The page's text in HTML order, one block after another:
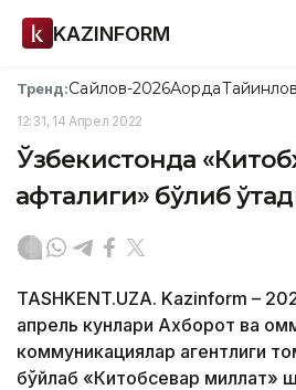
KAZINFORM
Тренд:Сайлов-2026Ақорда
12:31, 14 Апрел 2022
Ўзбекистонда
ҳафталиги» бўлиб
TASHKENT.UZA. Kazinform –
апрель кунлари Ахборот ва
коммуникациялар агентлиги
бўйлаб «Китобсевар миллат»